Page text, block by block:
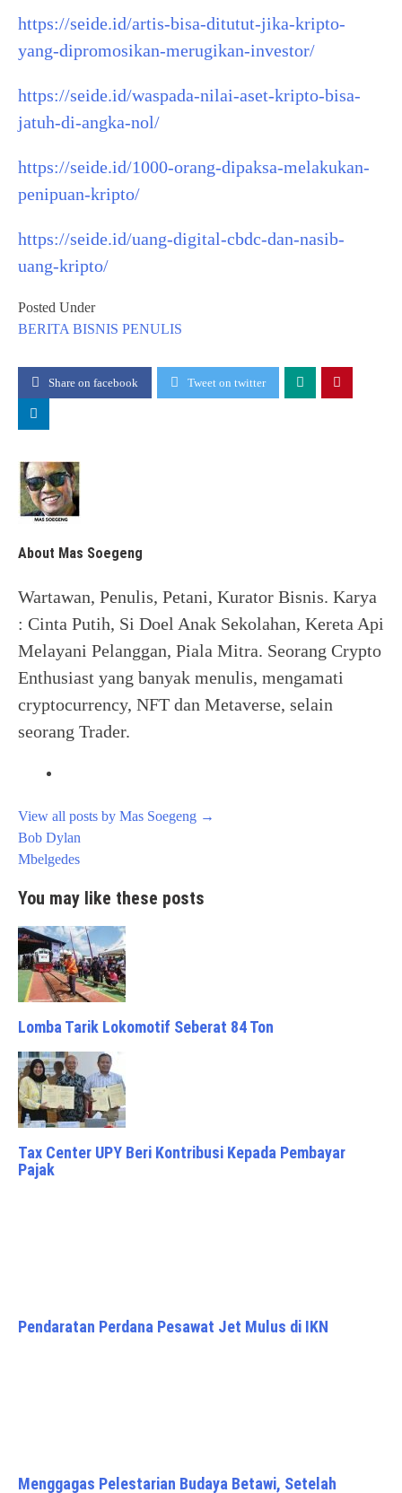
https://seide.id/artis-bisa-ditutut-jika-kripto-
yang-dipromosikan-merugikan-investor/
https://seide.id/waspada-nilai-aset-kripto-bisa-
jatuh-di-angka-nol/
https://seide.id/1000-orang-dipaksa-melakukan-
penipuan-kripto/
https://seide.id/uang-digital-cbdc-dan-nasib-
uang-kripto/
Posted Under
BERITA BISNIS PENULIS
Share on facebook Tweet on twitter
About Mas Soegeng
Wartawan, Penulis, Petani, Kurator Bisnis. Karya
: Cinta Putih, Si Doel Anak Sekolahan, Kereta Api
Melayani Pelanggan, Piala Mitra. Seorang Crypto
Enthusiast yang banyak menulis, mengamati
cryptocurrency, NFT dan Metaverse, selain
seorang Trader.
View all posts by Mas Soegeng →
Post
navigation
Bob Dylan
Mbelgedes
You may like these posts
Lomba Tarik Lokomotif Seberat 84 Ton
Tax Center UPY Beri Kontribusi Kepada Pembayar
Pajak
Pendaratan Perdana Pesawat Jet Mulus di IKN
Menggagas Pelestarian Budaya Betawi, Setelah